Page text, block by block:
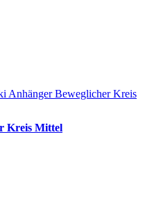
Kreis Mittel